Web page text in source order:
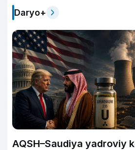
Daryo+
AQSH–Saudiya yadroviy